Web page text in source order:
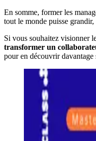
En somme, former les
tout le monde puisse
Si vous souhaitez visionner
transformer un
pour en découvrir davantage